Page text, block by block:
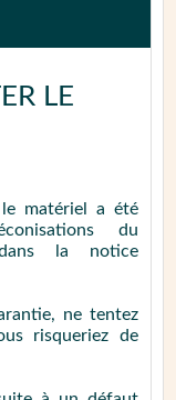
LE
matériel a été
du
la notice
ne tentez
risqueriez de